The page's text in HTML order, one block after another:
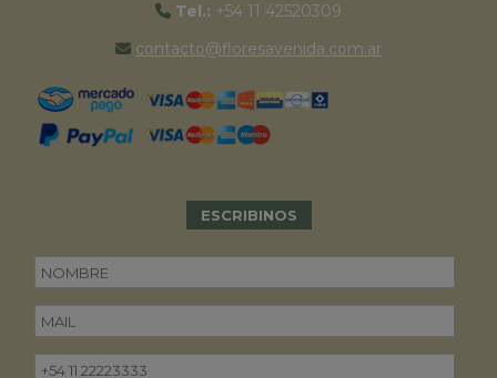
Tel.: +54 11 42520309
contacto@floresavenida.com.ar
ESCRIBINOS